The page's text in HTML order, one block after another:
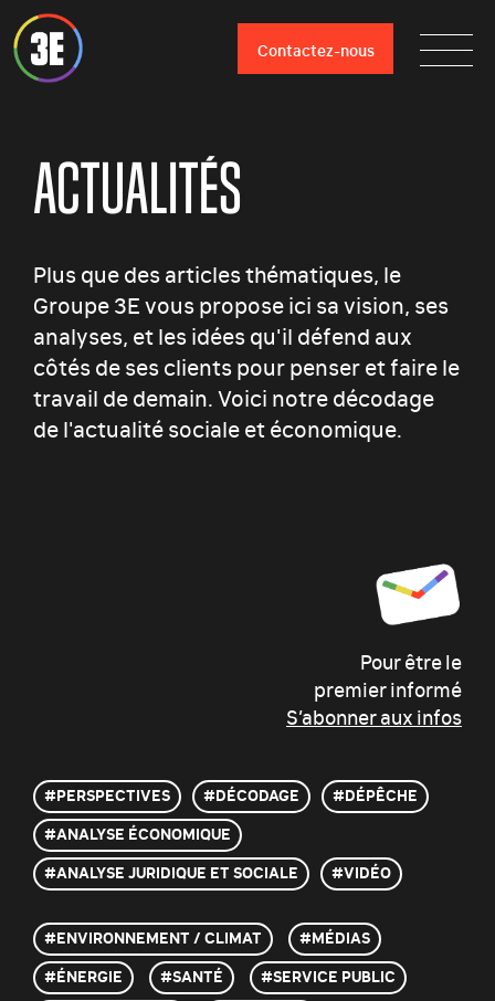
Contactez-nous
ACTUALITÉS
Plus que des articles thématiques, le
Groupe 3E vous propose ici sa vision, ses
analyses, et les idées qu'il défend aux
côtés de ses clients pour penser et faire le
travail de demain. Voici notre décodage
de l'actualité sociale et économique.
Pour être le
premier informé
S’abonner aux infos
#PERSPECTIVES #DÉCODAGE
#DÉPÊCHE
#ANALYSE ÉCONOMIQUE
#ANALYSE JURIDIQUE ET SOCIALE
#VIDÉO
ENVIRONNEMENT / CLIMAT
MÉDIAS
ÉNERGIE
SANTÉ
SERVICE PUBLIC